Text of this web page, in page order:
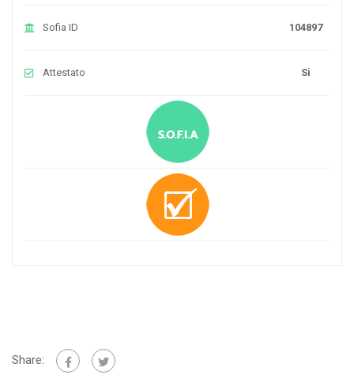
Sofia ID 104897
Attestato Si
Share: